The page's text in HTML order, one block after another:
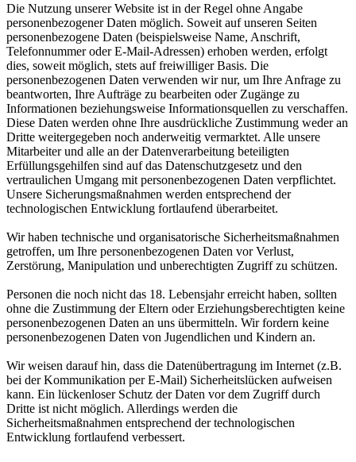
Die Nutzung unserer Website ist in der Regel ohne Angabe
personenbezogener Daten möglich. Soweit auf unseren Seiten
personenbezogene Daten (beispielsweise Name, Anschrift,
Telefonnummer oder E-Mail-Adressen) erhoben werden, erfolgt
dies, soweit möglich, stets auf freiwilliger Basis. Die
personenbezogenen Daten verwenden wir nur, um Ihre Anfrage zu
beantworten, Ihre Aufträge zu bearbeiten oder Zugänge zu
Informationen beziehungsweise Informationsquellen zu verschaffen.
Diese Daten werden ohne Ihre ausdrückliche Zustimmung weder an
Dritte weitergegeben noch anderweitig vermarktet. Alle unsere
Mitarbeiter und alle an der Datenverarbeitung beteiligten
Erfüllungsgehilfen sind auf das Datenschutzgesetz und den
vertraulichen Umgang mit personenbezogenen Daten verpflichtet.
Unsere Sicherungsmaßnahmen werden entsprechend der
technologischen Entwicklung fortlaufend überarbeitet.
Wir haben technische und organisatorische Sicherheitsmaßnahmen
getroffen, um Ihre personenbezogenen Daten vor Verlust,
Zerstörung, Manipulation und unberechtigten Zugriff zu schützen.
Personen die noch nicht das 18. Lebensjahr erreicht haben, sollten
ohne die Zustimmung der Eltern oder Erziehungsberechtigten keine
personenbezogenen Daten an uns übermitteln. Wir fordern keine
personenbezogenen Daten von Jugendlichen und Kindern an.
Wir weisen darauf hin, dass die Datenübertragung im Internet (z.B.
bei der Kommunikation per E-Mail) Sicherheitslücken aufweisen
kann. Ein lückenloser Schutz der Daten vor dem Zugriff durch
Dritte ist nicht möglich. Allerdings werden die
Sicherheitsmaßnahmen entsprechend der technologischen
Entwicklung fortlaufend verbessert.